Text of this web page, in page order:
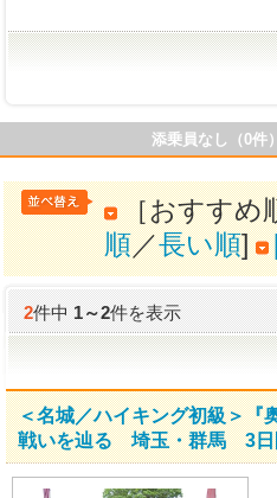
添乗員なし（0件）
［おすすめ
順／長い順]
2件中1～2件を表示
＜名城／ハイキング初級＞
戦いを辿る 埼玉・群馬 3